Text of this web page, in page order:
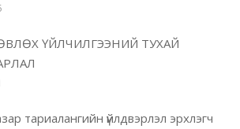
ҮЙЛЧИЛГЭЭНИЙ ТУХАЙ
тариалангийн үйлдвэрлэл эрхлэгч